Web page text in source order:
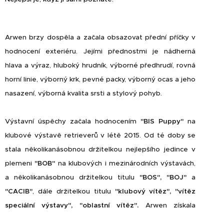
Arwen brzy dospěla a začala obsazovat přední příčky v
hodnocení exteriéru. Jejími přednostmi je nádherná
hlava a výraz, hluboký hrudník, výborné předhrudí, rovná
horní linie, výborný krk, pevné packy, výborný ocas a jeho
nasazení, výborná kvalita srsti a stylový pohyb.
Výstavní úspěchy začala hodnocením "BIS Puppy"na
klubové výstavě retrieverů v létě 2015. Od té doby se
stala několikanásobnou držitelkou nejlepšího jedince v
plemeni "BOB" na klubových i mezinárodních výstavách,
a několikanásobnou držitelkou titulu "BOS", "BOJ" a
"CACIB", dále držitelkou titulu "klubový vítěz", "vítěz
speciální výstavy", "oblastní vítěz". Arwen získala